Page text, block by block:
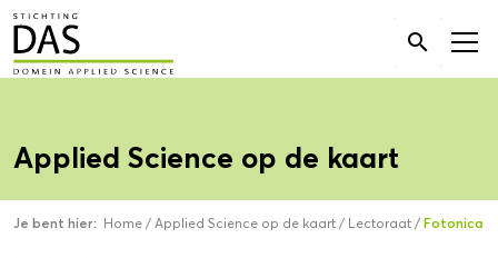
Zoek
naar:

Applied Science op de kaart
Je bent hier: Home / Applied Science op de kaart / Lectoraat / Fotonica